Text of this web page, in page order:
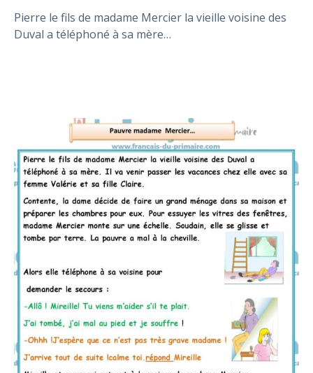
Pierre le fils de madame Mercier la vieille voisine des
Duval a téléphoné à sa mère…